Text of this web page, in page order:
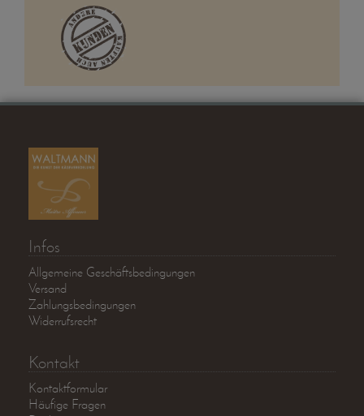
Infos
Allgemeine Geschäftsbedingungen
Versand
Zahlungsbedingungen
Widerrufsrecht
Kontakt
Kontaktformular
Häufige Fragen